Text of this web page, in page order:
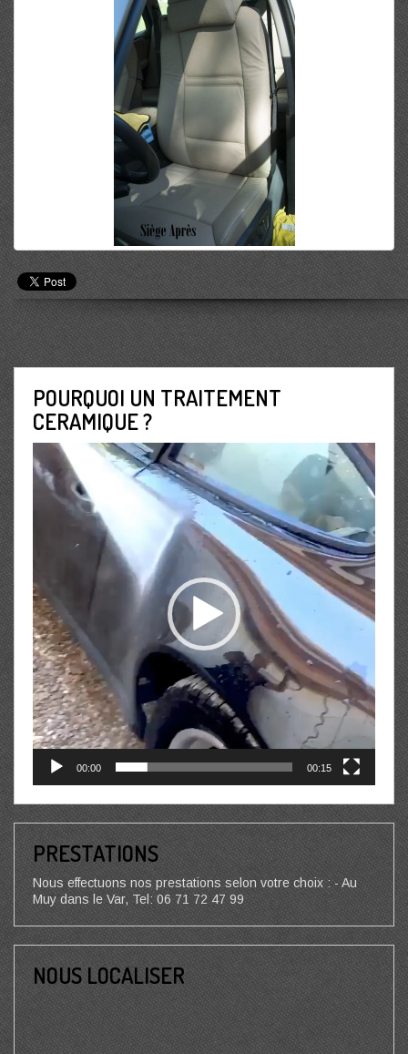
POURQUOI UN TRAITEMENT
CERAMIQUE ?
Lecteur
vidéo
00:00 00:15
PRESTATIONS
Nous effectuons nos prestations selon votre choix : - Au
Muy dans le Var, Tel: 06 71 72 47 99
NOUS LOCALISER